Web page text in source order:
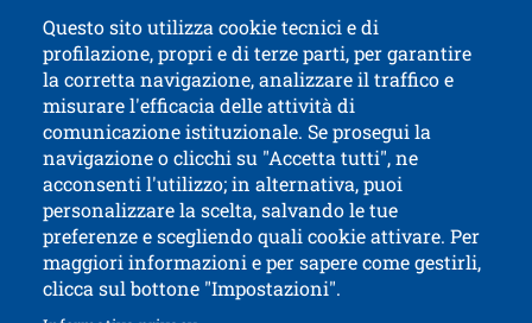
Contatti
Titolo contatti
Questo sito utilizza cookie tecnici e di
profilazione, propri e di terze parti, per garantire
la corretta navigazione, analizzare il traffico e
misurare l'efficacia delle attività di
comunicazione istituzionale. Se prosegui la
navigazione o clicchi su "Accetta tutti", ne
acconsenti l'utilizzo; in alternativa, puoi
personalizzare la scelta, salvando le tue
preferenze e scegliendo quali cookie attivare. Per
maggiori informazioni e per sapere come gestirli,
clicca sul bottone "Impostazioni".
Università di Trento
via Calepina, 14 - I-38122 Trento
P.IVA-C.F. 003​40520220